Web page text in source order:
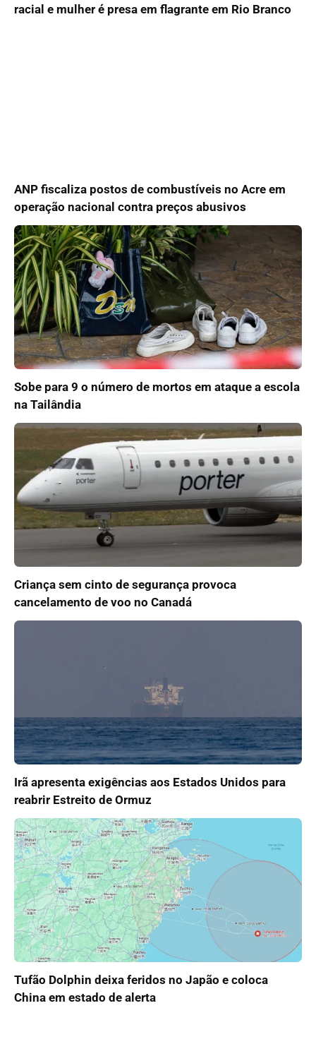
racial e mulher é presa em flagrante em Rio Branco
ANP fiscaliza postos de combustíveis no Acre em
operação nacional contra preços abusivos
Sobe para 9 o número de mortos em ataque a escola
na Tailândia
Criança sem cinto de segurança provoca
cancelamento de voo no Canadá
Irã apresenta exigências aos Estados Unidos para
reabrir Estreito de Ormuz
Tufão Dolphin deixa feridos no Japão e coloca
China em estado de alerta